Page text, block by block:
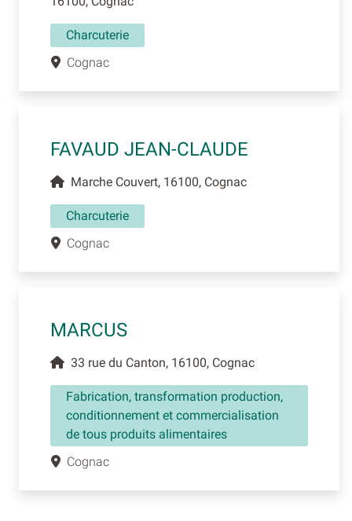
Charcuterie
Cognac
FAVAUD JEAN-CLAUDE
Marche Couvert, 16100, Cognac
Charcuterie
Cognac
MARCUS
33 rue du Canton, 16100, Cognac
Fabrication, transformation production,
conditionnement et commercialisation
de tous produits alimentaires
Cognac